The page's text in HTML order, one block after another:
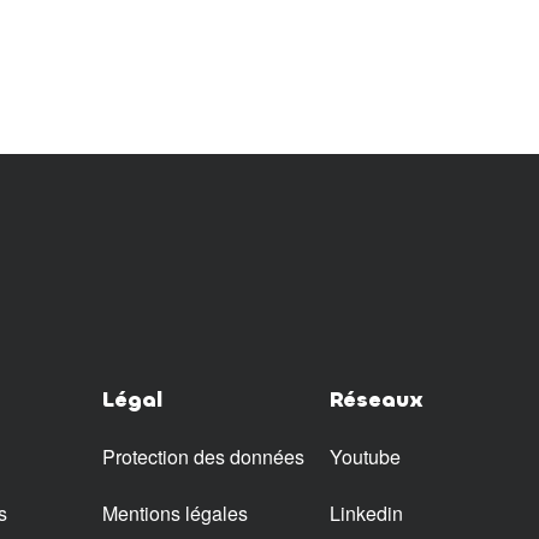
Légal
Protection des données
Mentions légales
Réseaux
Youtube
Linkedin